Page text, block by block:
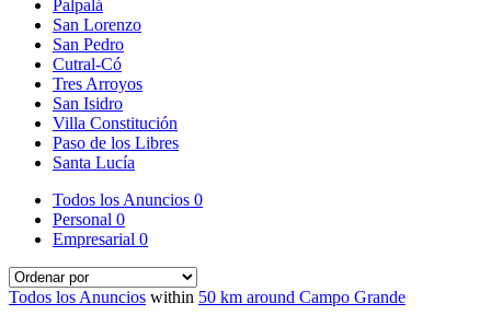
Palpalá
San Lorenzo
San Pedro
Cutral-Có
Tres Arroyos
San Isidro
Villa Constitución
Paso de los Libres
Santa Lucía
Todos los Anuncios 0
Personal 0
Empresarial 0
Todos los Anuncios within 50 km around Campo Grande